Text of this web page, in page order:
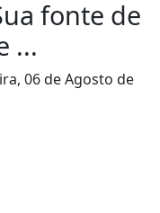
fonte de
...
06 de Agosto de